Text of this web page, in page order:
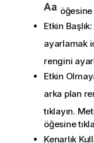
öğesine
Etkin
ayarlamak
rengini
Etkin
arka plan
tıklayın.
öğesine
Kenarlık